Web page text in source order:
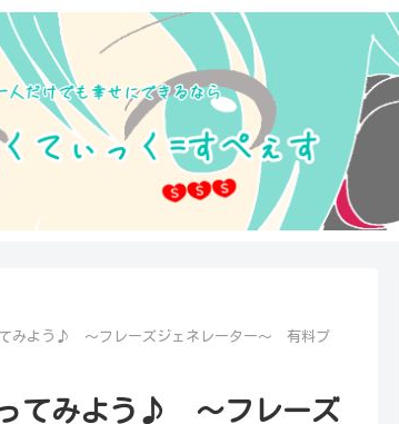
ってみよう♪ ～フレーズジェネレーター～ 有料プ
ってみよう♪ ～フレーズ